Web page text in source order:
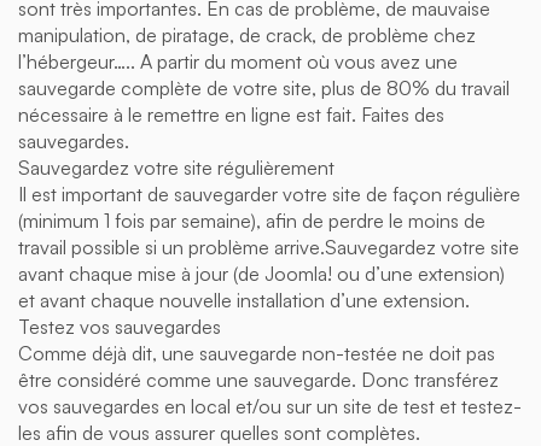
sont très importantes. En cas de problème, de mauvaise
manipulation, de piratage, de crack, de problème chez
l’hébergeur….. A partir du moment où vous avez une
sauvegarde complète de votre site, plus de 80% du travail
nécessaire à le remettre en ligne est fait. Faites des
sauvegardes.
Sauvegardez votre site régulièrement
Il est important de sauvegarder votre site de façon régulière
(minimum 1 fois par semaine), afin de perdre le moins de
travail possible si un problème arrive.Sauvegardez votre site
avant chaque mise à jour (de Joomla! ou d’une extension)
et avant chaque nouvelle installation d’une extension.
Testez vos sauvegardes
Comme déjà dit, une sauvegarde non-testée ne doit pas
être considéré comme une sauvegarde. Donc transférez
vos sauvegardes en local et/ou sur un site de test et testez-
les afin de vous assurer quelles sont complètes.